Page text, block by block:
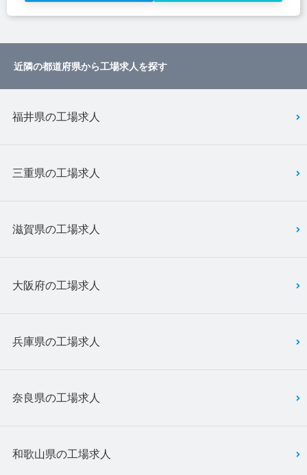
近隣の都道府県から工場求人を探す
福井県の工場求人
三重県の工場求人
滋賀県の工場求人
大阪府の工場求人
兵庫県の工場求人
奈良県の工場求人
和歌山県の工場求人